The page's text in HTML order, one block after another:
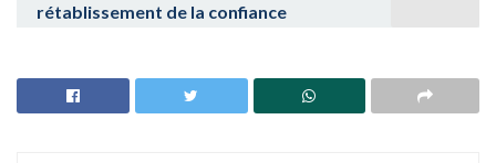
rétablissement de la confiance